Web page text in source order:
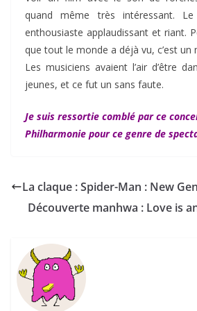
quand même très intéressant.
enthousiaste applaudissant et riant.
que tout le monde a déjà vu, c’est un
Les musiciens avaient l’air d’être
jeunes, et ce fut un sans faute.
Je suis ressortie comblé par ce
Philharmonie pour ce genre de
La claque : Spider-Man : New
Découverte manhwa : Love is